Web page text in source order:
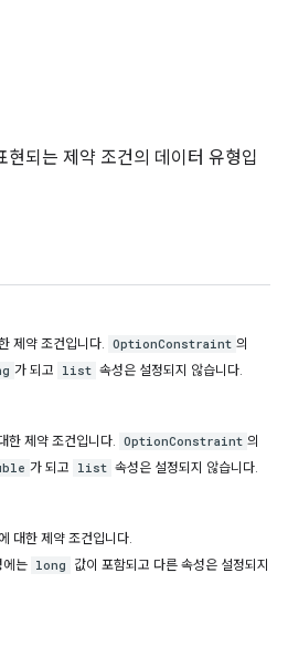
현되는 제약 조건의 데이터 유형입
제약 조건입니다. OptionConstraint 의
가 되고 list 속성은 설정되지 않습니다.
한 제약 조건입니다. OptionConstraint 의
가 되고 list 속성은 설정되지 않습니다.
대한 제약 조건입니다.
에는 long
값이 포함되고 다른 속성은 설정되지